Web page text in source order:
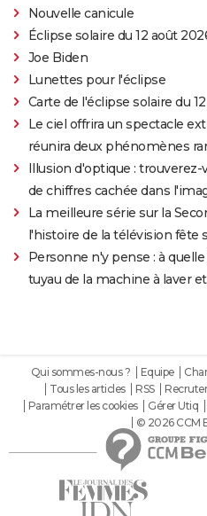
Nouvelle canicule
Éclipse solaire du 12 août
Joe Biden
Lunettes pour l'éclipse
Carte de l'éclipse solaire du
Le ciel offrira un spectacle
réunira deux phénomènes
Illusion d'optique : trouverez-
de chiffres cachée dans
La meilleure série sur la
l'histoire de la télévision fête
Personne n'y pense : à
tuyau de la machine à laver
Qui sommes-nous ? Equipe
Tous les articles
RSS
Paramétrer les cookies
Gérer Utiq
© 2026 CCM